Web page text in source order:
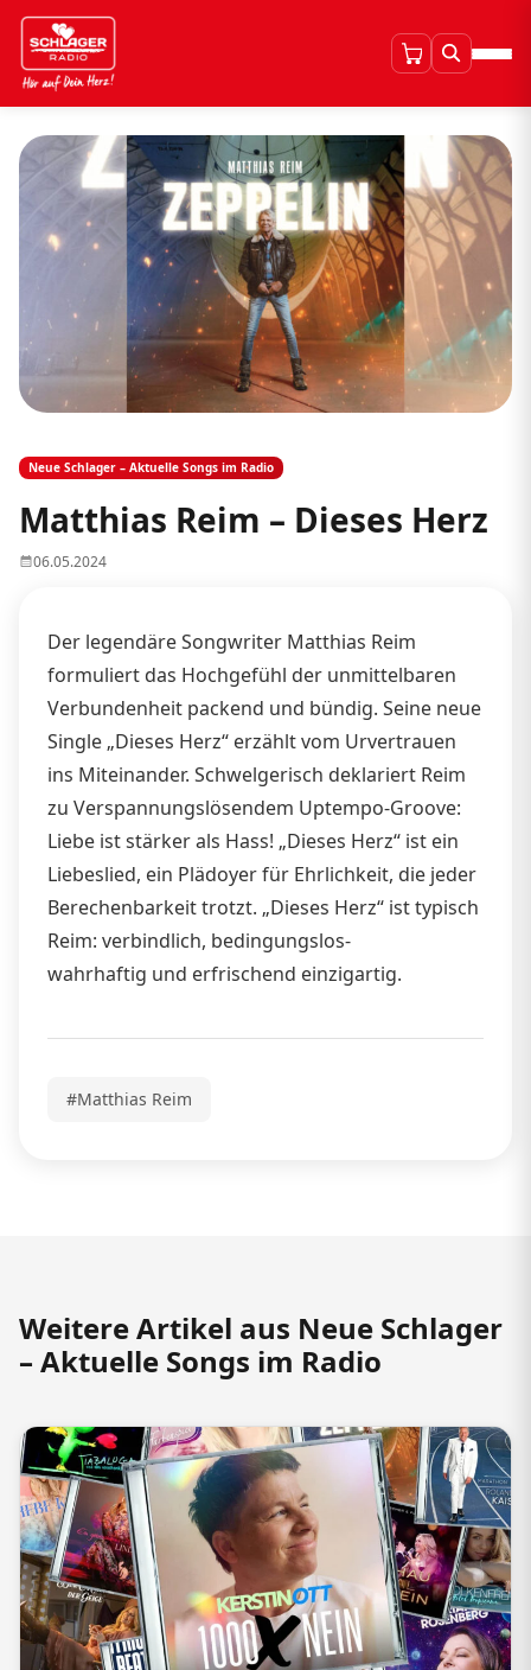
Neue Schlager – Aktuelle Songs im Radio
Matthias Reim – Dieses Herz
06.05.2024
Der legendäre Songwriter Matthias Reim
formuliert das Hochgefühl der unmittelbaren
Verbundenheit packend und bündig. Seine neue
Single „Dieses Herz“ erzählt vom Urvertrauen
ins Miteinander. Schwelgerisch deklariert Reim
zu Verspannungslösendem Uptempo-Groove:
Liebe ist stärker als Hass! „Dieses Herz“ ist ein
Liebeslied, ein Plädoyer für Ehrlichkeit, die jeder
Berechenbarkeit trotzt. „Dieses Herz“ ist typisch
Reim: verbindlich, bedingungslos-
wahrhaftig und erfrischend einzigartig.
#Matthias Reim
Weitere Artikel aus Neue Schlager
– Aktuelle Songs im Radio